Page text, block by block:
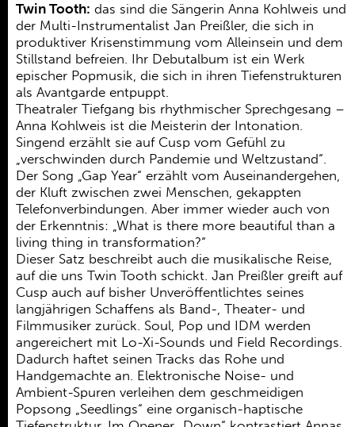
Twin Tooth: das sind die Sängerin Anna Kohlweis und
der Multi-Instrumentalist Jan Preißler, die sich in
produktiver Krisenstimmung vom Alleinsein und dem
Stillstand befreien. Ihr Debutalbum ist ein Werk
epischer Popmusik, die sich in ihren Tiefenstrukturen
als Avantgarde entpuppt.
Theatraler Tiefgang bis rhythmischer Sprechgesang –
Anna Kohlweis ist die Meisterin der Intonation.
Singend erzählt sie auf Cusp vom Gefühl zu
„verschwinden durch Pandemie und Weltzustand“.
Der Song „Gap Year“ erzählt vom Auseinandergehen,
der Kluft zwischen zwei Menschen, gekappten
Telefonverbindungen. Aber immer wieder auch von
der Erkenntnis: „What is there more beautiful than a
living thing in transformation?“
Dieser Satz beschreibt auch die musikalische Reise,
auf die uns Twin Tooth schickt. Jan Preißler greift auf
Cusp auch auf bisher Unveröffentlichtes seines
langjährigen Schaffens als Band-, Theater- und
Filmmusiker zurück. Soul, Pop und IDM werden
angereichert mit Lo-Xi-Sounds und Field Recordings.
Dadurch haftet seinen Tracks das Rohe und
Handgemachte an. Elektronische Noise- und
Ambient-Spuren verleihen dem geschmeidigen
Popsong „Seedlings“ eine organisch-haptische